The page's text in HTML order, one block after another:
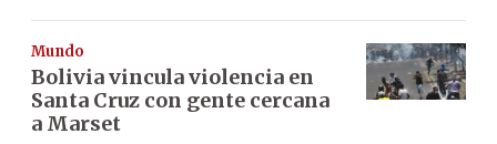
Mundo
Bolivia vincula violencia en
Santa Cruz con gente cercana
a Marset